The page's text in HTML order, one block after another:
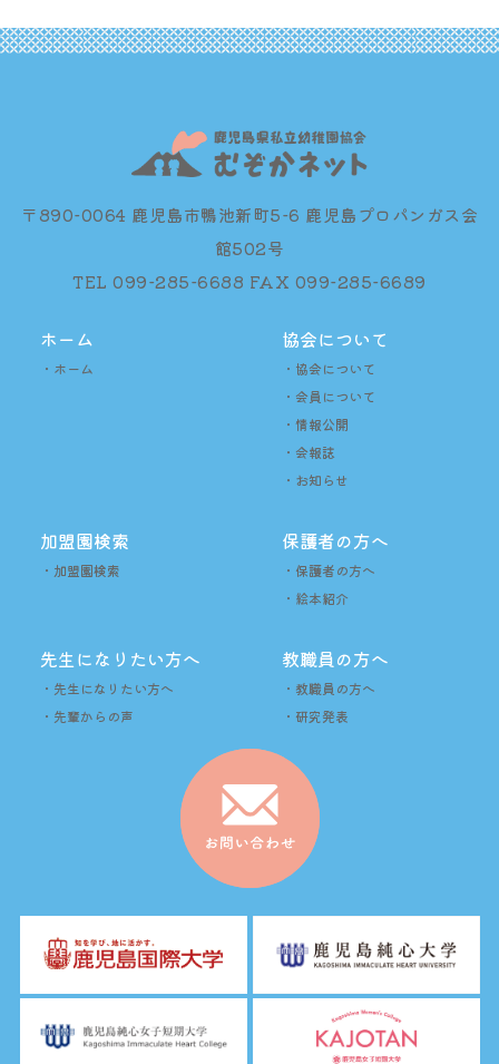
〒890-0064 鹿児島市鴨池新町5-6 鹿児島プロパンガス会
館502号
TEL 099-285-6688 FAX 099-285-6689
ホーム
・ホーム
協会について
・協会について
・会員について
・情報公開
・会報誌
・お知らせ
加盟園検索
・加盟園検索
保護者の方へ
・保護者の方へ
・絵本紹介
先生になりたい方へ
・先生になりたい方へ
・先輩からの声
教職員の方へ
・教職員の方へ
・研究発表